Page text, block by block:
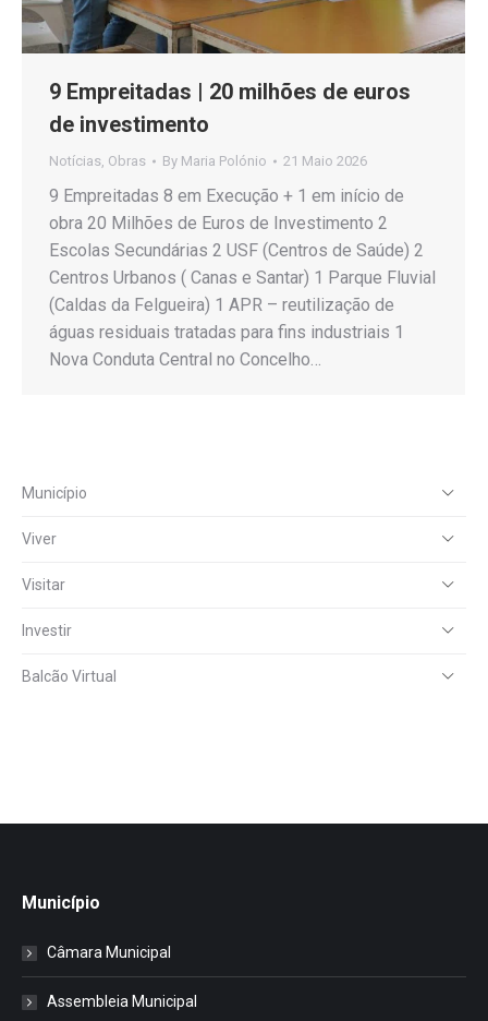
9 Empreitadas | 20 milhões de euros
de investimento
Notícias, Obras By Maria Polónio 21 Maio 2026
9 Empreitadas 8 em Execução + 1 em início de
obra 20 Milhões de Euros de Investimento 2
Escolas Secundárias 2 USF (Centros de Saúde) 2
Centros Urbanos ( Canas e Santar) 1 Parque Fluvial
(Caldas da Felgueira) 1 APR – reutilização de
águas residuais tratadas para fins industriais 1
Nova Conduta Central no Concelho…
Município
Viver
Visitar
Investir
Balcão Virtual
Município
Câmara Municipal
Assembleia Municipal